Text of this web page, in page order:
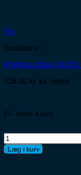
Vis
Sodavand
Ramlösa dåse 24x33cl
126,00 kr. ex moms
Ex. moms & pant
Ramlösa
dåse
24x33cl
Læg i kurv